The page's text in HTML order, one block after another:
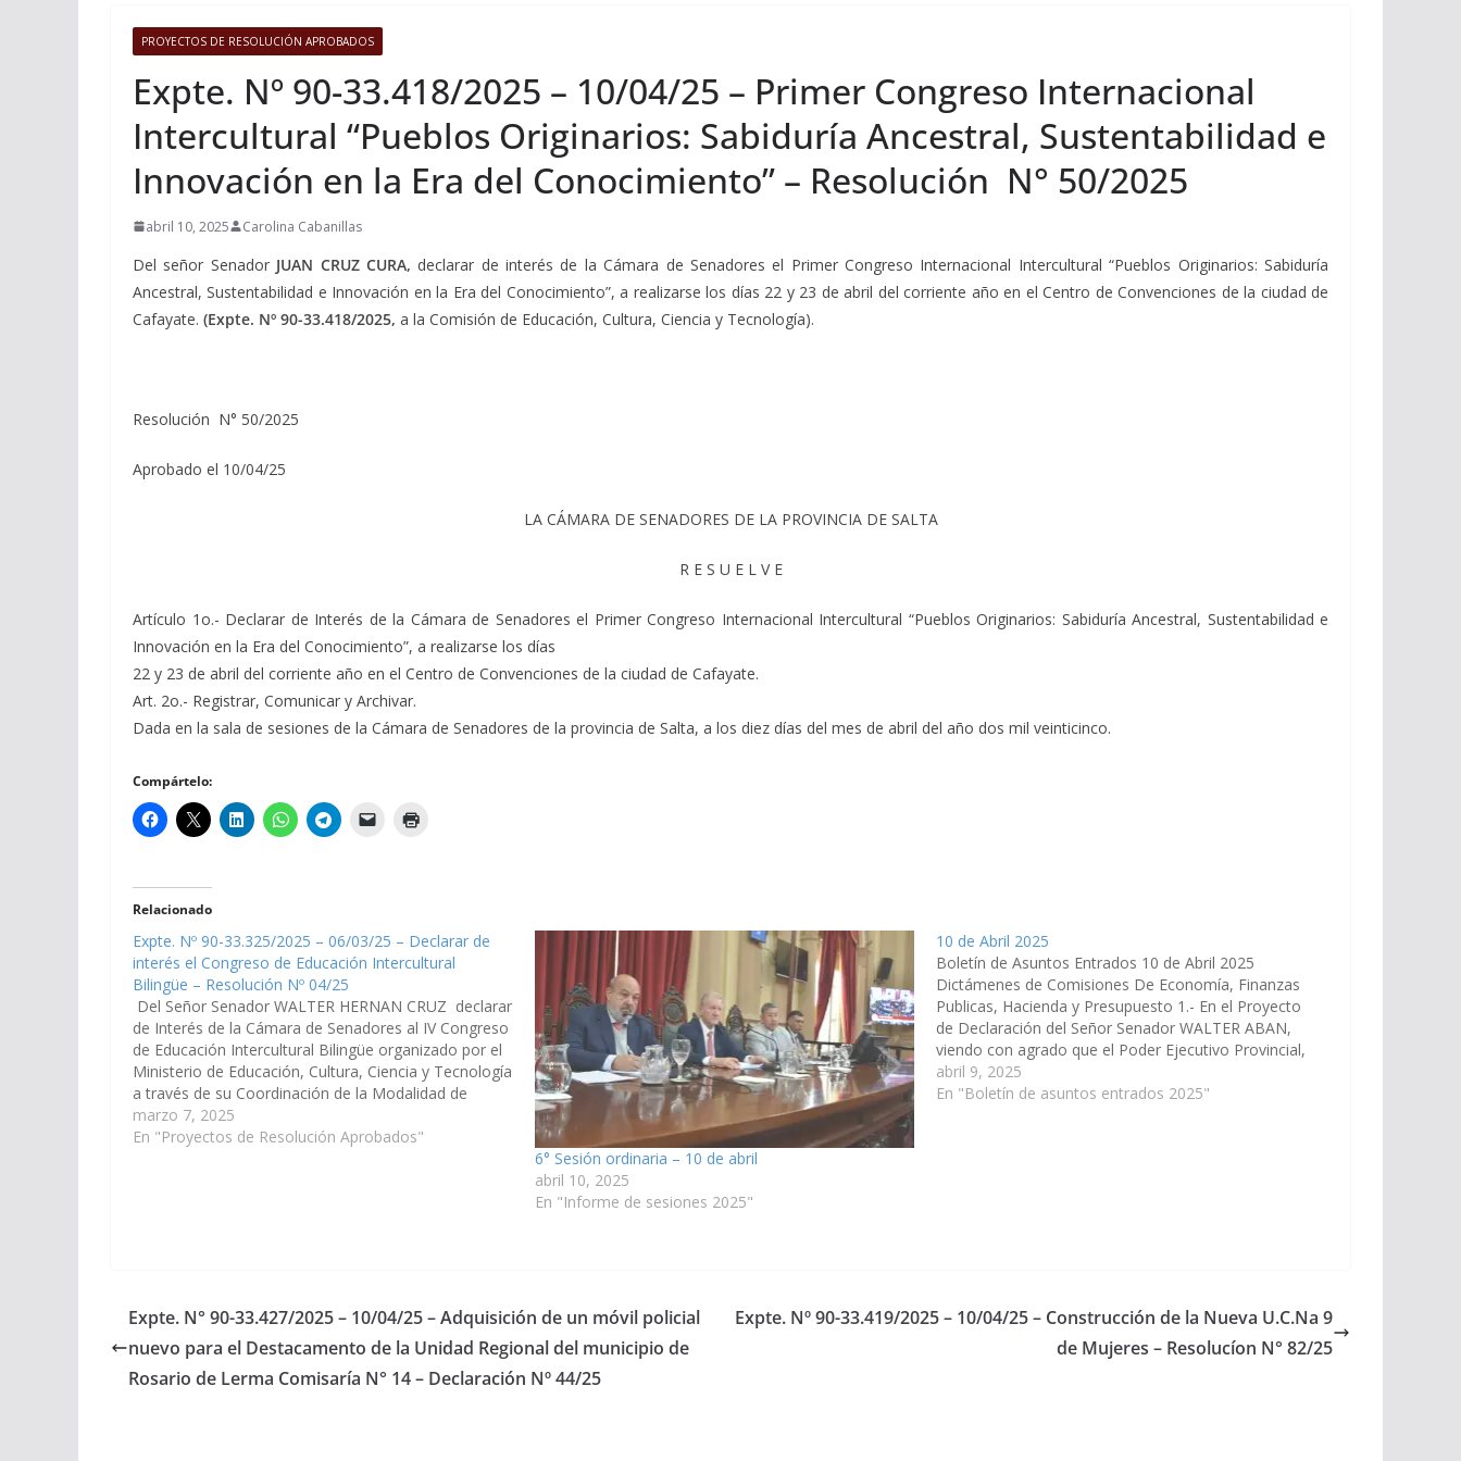
PROYECTOS DE RESOLUCIÓN APROBADOS
Expte. Nº 90-33.418/2025 – 10/04/25 – Primer Congreso Internacional
Intercultural “Pueblos Originarios: Sabiduría Ancestral, Sustentabilidad e
Innovación en la Era del Conocimiento” – Resolución N° 50/2025
abril 10, 2025 Carolina Cabanillas
Del señor SenadorJUAN CRUZ CURA, declarar de interés de la Cámara de Senadores el Primer Congreso Internacional Intercultural “Pueblos Originarios: Sabiduría
Ancestral, Sustentabilidad e Innovación en la Era del Conocimiento”, a realizarse los días 22 y 23 de abril del corriente año en el Centro de Convenciones de la ciudad de
Cafayate. (Expte. Nº 90-33.418/2025, a la Comisión de Educación, Cultura, Ciencia y Tecnología).
Resolución N° 50/2025
Aprobado el 10/04/25
LA CÁMARA DE SENADORES DE LA PROVINCIA DE SALTA
R E S U E L V E
Artículo 1o.- Declarar de Interés de la Cámara de Senadores el Primer Congreso Internacional Intercultural “Pueblos Originarios: Sabiduría Ancestral, Sustentabilidad e
Innovación en la Era del Conocimiento”, a realizarse los días
22 y 23 de abril del corriente año en el Centro de Convenciones de la ciudad de Cafayate.
Art. 2o.- Registrar, Comunicar y Archivar.
Dada en la sala de sesiones de la Cámara de Senadores de la provincia de Salta, a los diez días del mes de abril del año dos mil veinticinco.
Compártelo:
Relacionado
Expte. Nº 90-33.325/2025 – 06/03/25 – Declarar de
interés el Congreso de Educación Intercultural
Bilingüe – Resolución Nº 04/25
Del Señor Senador WALTER HERNAN CRUZ declarar
de Interés de la Cámara de Senadores al IV Congreso
de Educación Intercultural Bilingüe organizado por el
Ministerio de Educación, Cultura, Ciencia y Tecnología
a través de su Coordinación de la Modalidad de
Educación Intercultural Bilingüe y que tiene como
objetivo general, propiciar…
marzo 7, 2025
En "Proyectos de Resolución Aprobados"
6° Sesión ordinaria – 10 de abril
abril 10, 2025
En "Informe de sesiones 2025"
10 de Abril 2025
Boletín de Asuntos Entrados 10 de Abril 2025
Dictámenes de Comisiones De Economía, Finanzas
Publicas, Hacienda y Presupuesto 1.- En el Proyecto
de Declaración del Señor Senador WALTER ABAN,
viendo con agrado que el Poder Ejecutivo Provincial,
a través del Ministerio de Producción y Desarrollo
Sustentable, disponga las medidas y…
abril 9, 2025
En "Boletín de asuntos entrados 2025"
Expte. N° 90-33.427/2025 – 10/04/25 – Adquisición de un móvil policial
nuevo para el Destacamento de la Unidad Regional del municipio de
Rosario de Lerma Comisaría N° 14 – Declaración Nº 44/25
Expte. Nº 90-33.419/2025 – 10/04/25 – Construcción de la Nueva U.C.Na 9
de Mujeres – Resolucíon N° 82/25